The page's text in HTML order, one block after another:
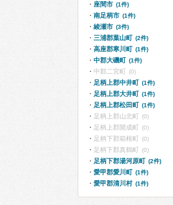
座間市 (1件)
南足柄市 (1件)
綾瀬市 (3件)
三浦郡葉山町 (2件)
高座郡寒川町 (1件)
中郡大磯町 (1件)
中郡二宮町 (0)
足柄上郡中井町 (1件)
足柄上郡大井町 (1件)
足柄上郡松田町 (1件)
足柄上郡山北町 (0)
足柄上郡開成町 (0)
足柄下郡箱根町 (0)
足柄下郡真鶴町 (0)
足柄下郡湯河原町 (2件)
愛甲郡愛川町 (1件)
愛甲郡清川村 (1件)